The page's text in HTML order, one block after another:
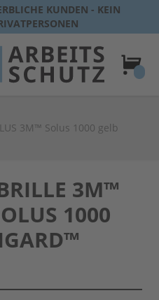
KUNDEN - KEIN
3M™ Solus 1000 gelb
3M™
1000